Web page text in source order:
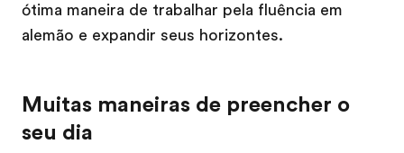
ótima maneira de trabalhar pela fluência em
alemão e expandir seus horizontes.
Muitas maneiras de preencher o
seu dia